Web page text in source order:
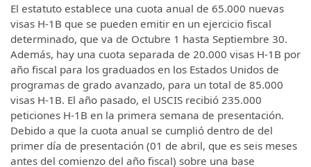
El estatuto establece una cuota anual de 65.000 nuevas
visas H-1B que se pueden emitir en un ejercicio fiscal
determinado, que va de Octubre 1 hasta Septiembre 30.
Además, hay una cuota separada de 20.000 visas H-1B por
año fiscal para los graduados en los Estados Unidos de
programas de grado avanzado, para un total de 85.000
visas H-1B. El año pasado, el USCIS recibió 235.000
peticiones H-1B en la primera semana de presentación.
Debido a que la cuota anual se cumplió dentro de del
primer día de presentación (01 de abril, que es seis meses
antes del comienzo del año fiscal) sobre una base